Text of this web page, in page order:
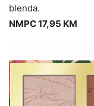
blenda.
NMPC 17,95 KM